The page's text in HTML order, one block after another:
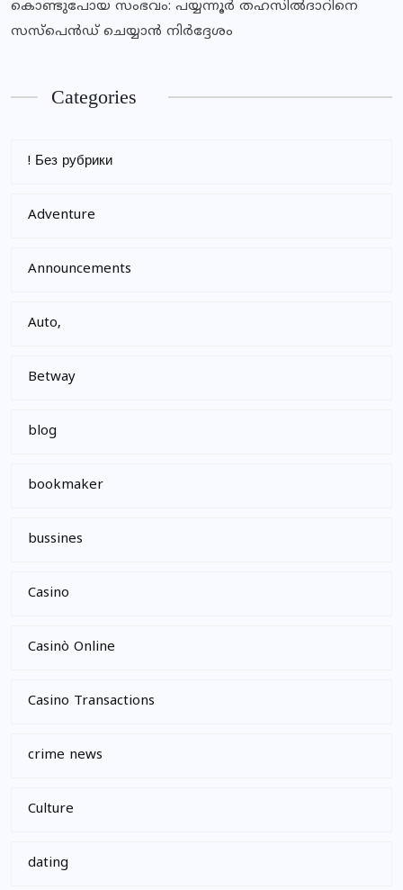
കൊണ്ടുപോയ സംഭവം: പയ്യന്നൂര്‍ തഹസില്‍ദാറിനെ
സസ്‌പെന്‍ഡ് ചെയ്യാന്‍ നിര്‍ദ്ദേശം
Categories
! Без рубрики
Adventure
Announcements
Auto,
Betway
blog
bookmaker
bussines
Casino
Casinò Online
Casino Transactions
crime news
Culture
dating